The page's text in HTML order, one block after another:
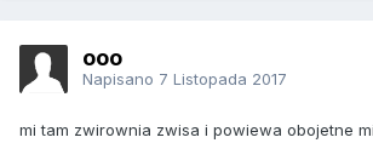
ooo
Napisano 7 Listopada 2017
mi tam zwirownia zwisa i powiewa obojetne